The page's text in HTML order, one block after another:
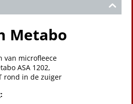
Metabo
van microfleece
ASA 1202,
rond in de zuiger